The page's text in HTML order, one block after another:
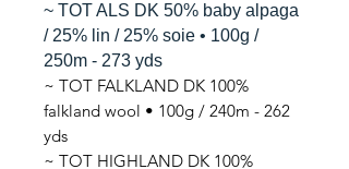
~ TOT ALS DK 50% baby alpaga
/ 25% lin / 25% soie • 100g /
250m - 273 yds
~ TOT FALKLAND DK 100%
falkland wool • 100g / 240m - 262
yds
~ TOT HIGHLAND DK 100%